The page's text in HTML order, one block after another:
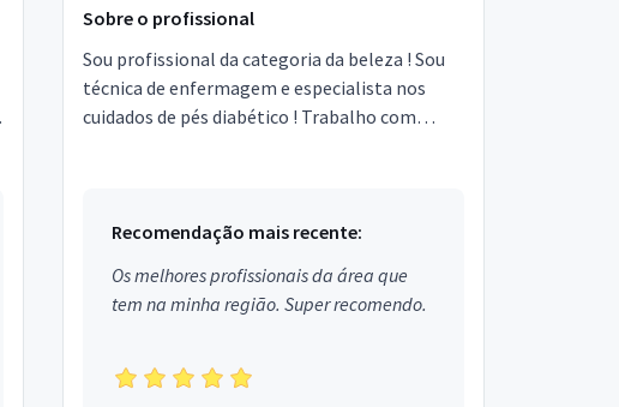
Sobre o profissional
Sou profissional da categoria da beleza ! Sou
técnica de enfermagem e especialista nos
cuidados de pés diabético ! Trabalho com
Recomendação mais recente:
Os melhores profissionais da área que
tem na minha região. Super recomendo.